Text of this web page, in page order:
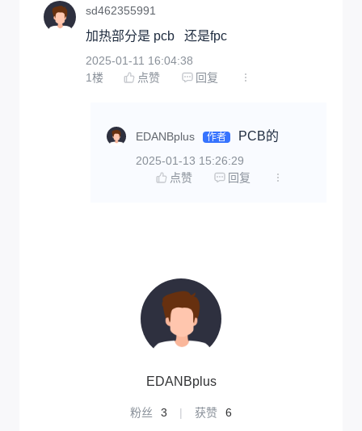
sd462355991
加热部分是 pcb   还是fpc
2025-01-11 16:04:38
1楼 点赞 回复
EDANBplus 作者 PCB的
2025-01-13 15:26:29
点赞
回复
EDANBplus
粉丝 3 | 获赞 6